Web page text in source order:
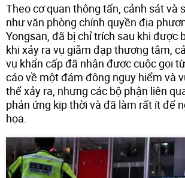
Theo cơ quan thông tấn, cảnh sát và
như văn phòng chính quyền địa
Yongsan, đã bị chỉ trích sau khi được
khi xảy ra vụ giẫm đạp thương tâm,
vụ khẩn cấp đã nhận được cuộc gọi
cáo về một đám đông nguy hiểm và
thể xảy ra, nhưng các bộ phận liên
phản ứng kịp thời và đã làm rất ít để
họa.